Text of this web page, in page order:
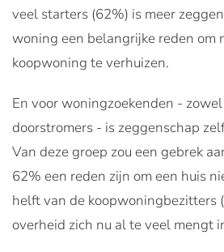
veel starters (62%) is meer
woning een belangrijke reden om
koopwoning te verhuizen.
En voor woningzoekenden -
doorstromers - is zeggenschap
Van deze groep zou een gebrek
62% een reden zijn om een huis
helft van de koopwoningbezitters
overheid zich nu al te veel mengt